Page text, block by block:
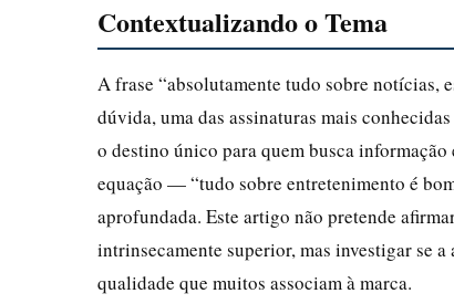
Contextualizando o Tema
A frase “absolutamente tudo sobre notícias,
dúvida, uma das assinaturas mais
o destino único para quem busca
equação — “tudo sobre entretenimento é
aprofundada. Este artigo não pretende
intrinsecamente superior, mas investigar se
qualidade que muitos associam à marca.